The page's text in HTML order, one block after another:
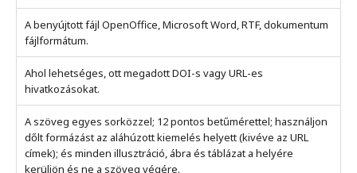
A benyújtott fájl OpenOffice, Microsoft Word, RTF, dokumentum
fájlformátum.
Ahol lehetséges, ott megadott DOI-s vagy URL-es
hivatkozásokat.
A szöveg egyes sorközzel; 12 pontos betűmérettel; használjon
dőlt formázást az aláhúzott kiemelés helyett (kivéve az URL
címek); és minden illusztráció, ábra és táblázat a helyére
kerüljön és ne a szöveg végére.